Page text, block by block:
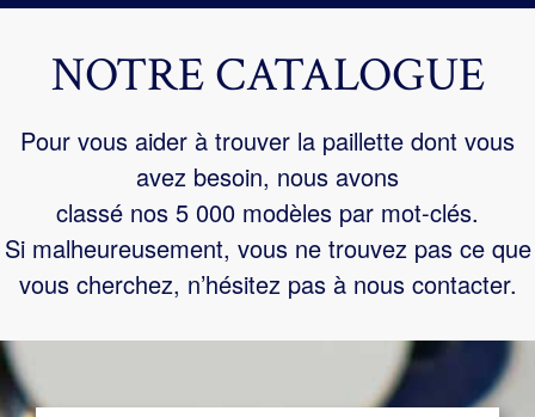
NOTRE CATALOGUE
Pour vous aider à trouver la paillette dont vous
avez besoin, nous avons
classé nos 5 000 modèles par mot-clés.
Si malheureusement, vous ne trouvez pas ce que
vous cherchez, n’hésitez pas à nous contacter.